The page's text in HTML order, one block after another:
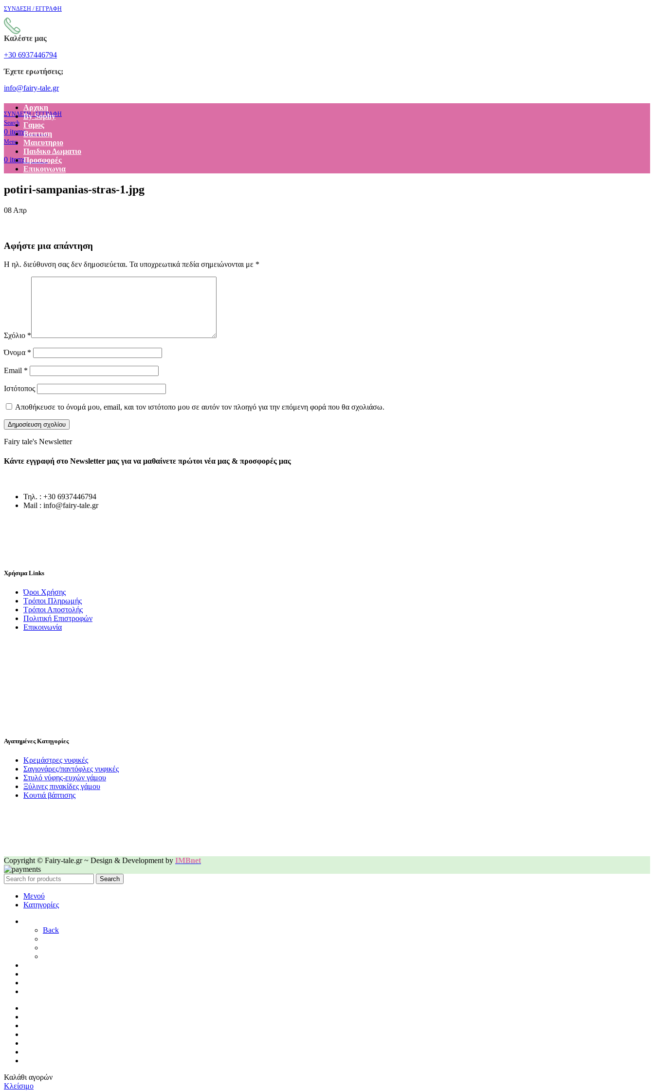
ΣΥΝΔΕΣΗ / ΕΓΓΡΑΦΗ
Καλέστε μας
+30 6937446794
Έχετε ερωτήσεις;
info@fairy-tale.gr
ΣΥΝΔΕΣΗ / ΕΓΓΡΑΦΗ
Search
0 items €0.00
Menu
0 items €0.00
Αρχικη
By Sophy
Γαμος
Βαπτιση
Μαιευτηριο
Παιδικο Δωματιο
Προσφορές
Επικοινωνια
potiri-sampanias-stras-1.jpg
08 Απρ
Αφήστε μια απάντηση
Η ηλ. διεύθυνση σας δεν δημοσιεύεται. Τα υποχρεωτικά πεδία σημειώνονται με *
Σχόλιο *
Όνομα *
Email *
Ιστότοπος
Αποθήκευσε το όνομά μου, email, και τον ιστότοπο μου σε αυτόν τον πλοηγό για την επόμενη φορά που θα σχολιάσω.
Fairy tale's Newsletter
Κάντε εγγραφή στο Newsletter μας για να μαθαίνετε πρώτοι νέα μας & προσφορές μας
Τηλ. : +30 6937446794
Mail : info@fairy-tale.gr
Χρήσιμα Links
Όροι Χρήσης
Τρόποι Πληρωμής
Τρόποι Αποστολής
Πολιτική Επιστροφών
Επικοινωνία
Αγαπημένες Κατηγορίες
Κρεμάστρες νυφικές
Σαγιονάρες/παντόφλες νυφικές
Στυλό νύφης-ευχών γάμου
Ξύλινες πινακίδες γάμου
Κουτιά βάπτισης
Copyright © Fairy-tale.gr ~ Design & Development by IMBnet
Search
Μενού
Κατηγορίες
Back
Καλάθι αγορών
Κλείσιμο